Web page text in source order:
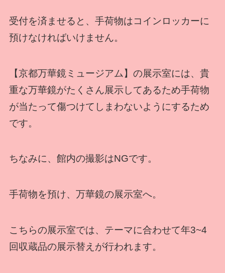
受付を済ませると、手荷物はコインロッカーに
預けなければいけません。
【京都万華鏡ミュージアム】の展示室には、貴
重な万華鏡がたくさん展示してあるため手荷物
が当たって傷つけてしまわないようにするため
です。
ちなみに、館内の撮影はNGです。
手荷物を預け、万華鏡の展示室へ。
こちらの展示室では、テーマに合わせて年3~4
回収蔵品の展示替えが行われます。